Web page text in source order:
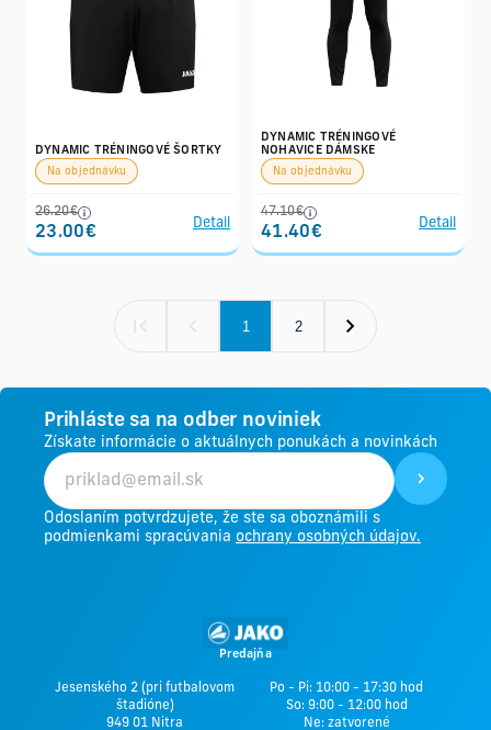
DYNAMIC TRÉNINGOVÉ ŠORTKY
Na objednávku
26.20€
23.00€
Detail
DYNAMIC TRÉNINGOVÉ
NOHAVICE DÁMSKE
Na objednávku
47.10€
41.40€
Detail
1 2
Prihláste sa na odber noviniek
Získate informácie o aktuálnych ponukách a novinkách
Odoslaním potvrdzujete, že ste sa oboznámili s
podmienkami spracúvania ochrany osobných údajov.
Predajňa
Jesenského 2 (pri futbalovom
štadióne)
949 01 Nitra
Po - Pi: 10:00 - 17:30 hod
So: 9:00 - 12:00 hod
Ne: zatvorené